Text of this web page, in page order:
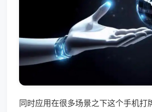
同时应用在很多场景之下这个手机打